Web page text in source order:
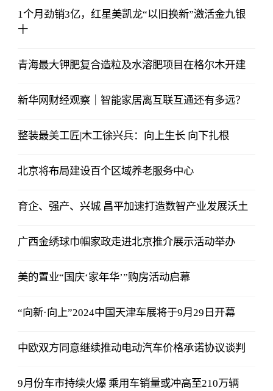
1个月劲销3亿，红星美凯龙“以旧换新”激活金九银
十
青海最大钾肥复合造粒及水溶肥项目在格尔木开建
新华网财经观察｜智能家居离互联互通还有多远？
整装最美工匠|木工徐兴兵：向上生长 向下扎根
北京将布局建设百个区域养老服务中心
育企、强产、兴城 昌平加速打造数智产业发展沃土
广西金绣球巾帼家政走进北京推介展示活动举办
美的置业“国庆‘家年华’”购房活动启幕
“向新·向上”2024中国天津车展将于9月29日开幕
中欧双方同意继续推动电动汽车价格承诺协议谈判
9月份车市持续火爆 乘用车销量或冲高至210万辆